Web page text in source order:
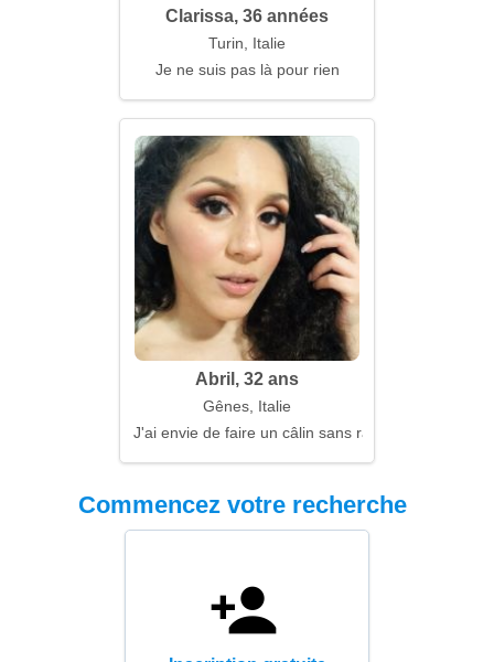
Clarissa, 36 années
Turin, Italie
Je ne suis pas là pour rien
Abril, 32 ans
Gênes, Italie
J'ai envie de faire un câlin sans raison
Commencez votre recherche